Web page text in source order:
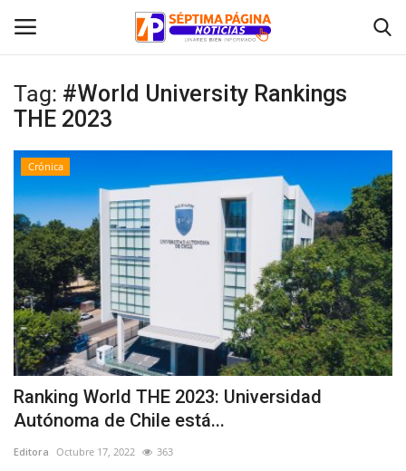
Inicio
Crónica
Policial
Tribunales
Deporte
Política
Espectáculos
Tag: #World University Rankings
THE 2023
Crónica
Ranking World THE 2023: Universidad
Autónoma de Chile está...
Editora Octubre 17, 2022 363